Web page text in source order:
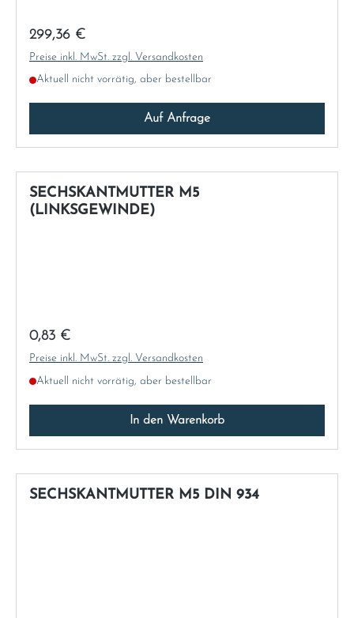
Regulärer Preis:
299,36 €
Preise inkl. MwSt. zzgl. Versandkosten
Aktuell nicht vorrätig, aber bestellbar
Auf Anfrage
SECHSKANTMUTTER M5
(LINKSGEWINDE)
Regulärer Preis:
0,83 €
Preise inkl. MwSt. zzgl. Versandkosten
Aktuell nicht vorrätig, aber bestellbar
In den Warenkorb
SECHSKANTMUTTER M5 DIN 934